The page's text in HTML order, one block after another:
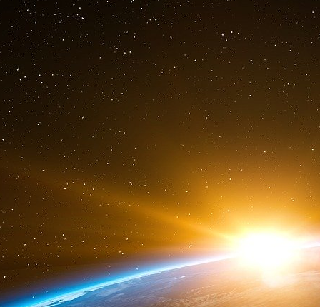
Que faire ? A mon avis, le plus simple est
ministères des finances, pour en finir une fois
des banques centrales et de bannir dans
constitutionnelles, tout en interdisant aux
d’Etat.
Je ne sais pas si cela marcherait, mais je
dégâts monstrueux depuis un siècle et que
créer de la colère chez les populations.
Le message des cent dernières années
sérieuse pour en laisser le contrôle à des
autre solution. Les essais par les BRICS de
du Bitcoin sont la preuve que de nouvelles
sera long, mais l’issue en est certaine,
contrainte.
En attendant, n’ayez rien dans vos
l’ÓCDE, rien.